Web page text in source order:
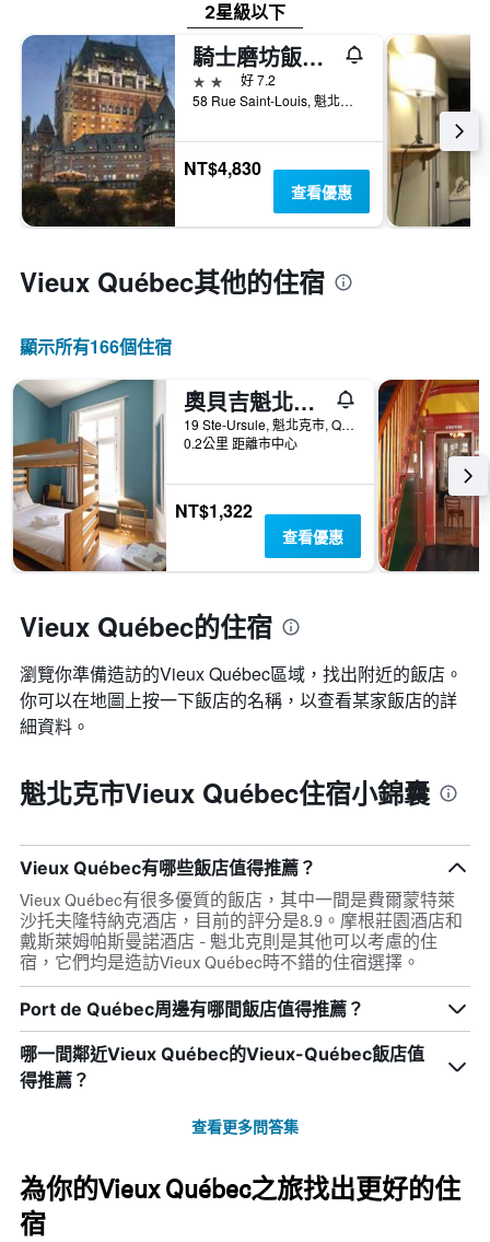
2星級以下
騎士磨坊飯店 - 股份有限公司
2星級
好 7.2
58 Rue Saint-Louis, 魁北克市, QC, 加拿大
NT$4,830
查看優惠
Vieux Québec​其他的住宿
顯示所有166​個住宿
奧貝吉魁北克國際酒店 - 魁北克
19 Ste-Ursule, 魁北克市, QC, 加拿大
0.2公里 距離市中心
NT$1,322
查看優惠
Vieux Québec的住宿
瀏覽你準備造訪的Vieux Québec區域，找出附近的飯店。
你可以在地圖上按一下飯店的名稱，以查看某家飯店的詳
細資料。
魁北克市Vieux Québec住宿小錦囊
Vieux Québec有哪些飯店值得推薦？
Vieux Québec有很多優質的飯店，其中一間是費爾蒙特萊
沙托夫隆特納克酒店，目前的評分是8.9。摩根莊園酒店和
戴斯萊姆帕斯曼諾酒店 - 魁北克則是其他可以考慮的住
宿，它們均是造訪Vieux Québec時不錯的住宿選擇。
Port de Québec周邊有哪間飯店值得推薦？
哪一間鄰近Vieux Québec的Vieux-Québec飯店值
得推薦？
查看更多問答集
為你的Vieux Québec之旅找出更好的住
宿